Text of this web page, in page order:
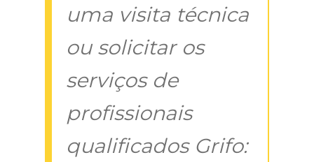
uma visita técnica
ou solicitar os
serviços de
profissionais
qualificados Grifo: